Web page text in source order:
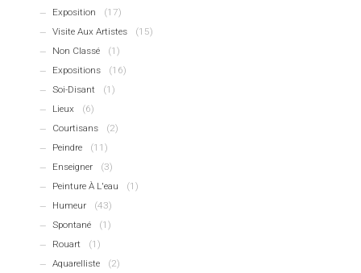
Exposition
(17)
Visite Aux Artistes
(15)
Non Classé
(1)
Expositions
(16)
Soi-Disant
(1)
Lieux
(6)
Courtisans
(2)
Peindre
(11)
Enseigner
(3)
Peinture À L'eau
(1)
Humeur
(43)
Spontané
(1)
Rouart
(1)
Aquarelliste
(2)